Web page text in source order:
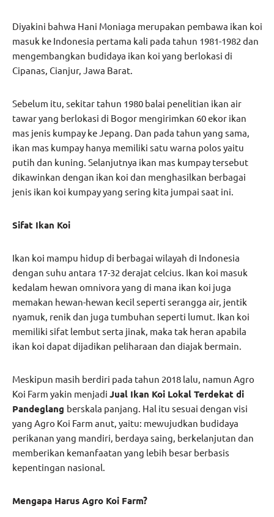
Diyakini bahwa Hani Moniaga merupakan pembawa ikan koi
masuk ke Indonesia pertama kali pada tahun 1981-1982 dan
mengembangkan budidaya ikan koi yang berlokasi di
Cipanas, Cianjur, Jawa Barat.
Sebelum itu, sekitar tahun 1980 balai penelitian ikan air
tawar yang berlokasi di Bogor mengirimkan 60 ekor ikan
mas jenis kumpay ke Jepang. Dan pada tahun yang sama,
ikan mas kumpay hanya memiliki satu warna polos yaitu
putih dan kuning. Selanjutnya ikan mas kumpay tersebut
dikawinkan dengan ikan koi dan menghasilkan berbagai
jenis ikan koi kumpay yang sering kita jumpai saat ini.
Sifat Ikan Koi
Ikan koi mampu hidup di berbagai wilayah di Indonesia
dengan suhu antara 17-32 derajat celcius. Ikan koi masuk
kedalam hewan omnivora yang di mana ikan koi juga
memakan hewan-hewan kecil seperti serangga air, jentik
nyamuk, renik dan juga tumbuhan seperti lumut. Ikan koi
memiliki sifat lembut serta jinak, maka tak heran apabila
ikan koi dapat dijadikan peliharaan dan diajak bermain.
Meskipun masih berdiri pada tahun 2018 lalu, namun Agro
Koi Farm yakin menjadi Jual Ikan Koi Lokal Terdekat di
Pandeglang berskala panjang. Hal itu sesuai dengan visi
yang Agro Koi Farm anut, yaitu: mewujudkan budidaya
perikanan yang mandiri, berdaya saing, berkelanjutan dan
memberikan kemanfaatan yang lebih besar berbasis
kepentingan nasional.
Mengapa Harus Agro Koi Farm?